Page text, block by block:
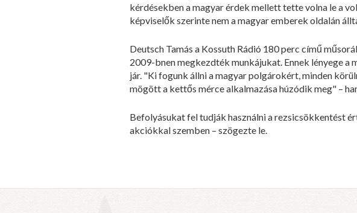
kérdésekben a magyar érdek mellett tette volna le a
képviselők szerinte nem a magyar emberek oldalán
Deutsch Tamás a Kossuth Rádió 180 perc című
2009-bnen megkezdték munkájukat. Ennek lényege
jár. "Ki fogunk állni a magyar polgárokért, minden
mögött a kettős mérce alkalmazása húzódik meg" –
Befolyásukat fel tudják használni a rezsicsökkentést
akciókkal szemben – szögezte le.